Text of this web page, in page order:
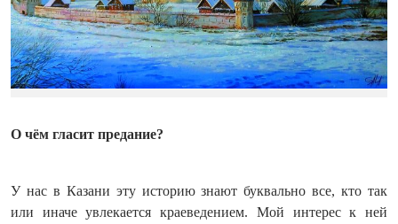
О чём гласит предание?
У нас в Казани эту историю знают буквально все, кто так
или иначе увлекается краеведением. Мой интерес к ней